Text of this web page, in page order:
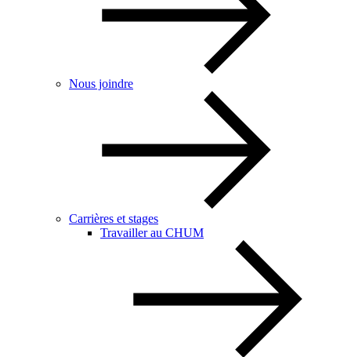
Nous joindre
Carrières et stages
Travailler au CHUM